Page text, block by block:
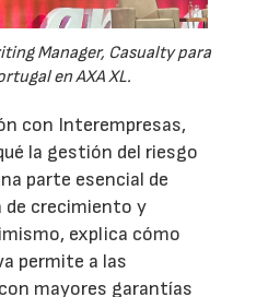
Manager, Casualty para
en AXA XL.
con Interempresas,
la gestión del riesgo
parte esencial de
de crecimiento y
explica cómo
permite a las
mayores garantías